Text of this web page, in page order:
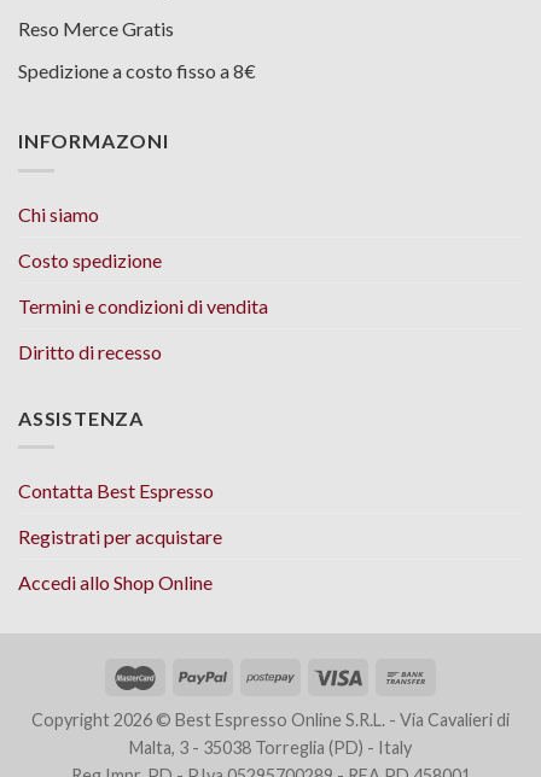
Reso Merce Gratis
Spedizione a costo fisso a 8€
INFORMAZONI
Chi siamo
Costo spedizione
Termini e condizioni di vendita
Diritto di recesso
ASSISTENZA
Contatta Best Espresso
Registrati per acquistare
Accedi allo Shop Online
Copyright 2026 © Best Espresso Online S.R.L. - Via Cavalieri di
Malta, 3 - 35038 Torreglia (PD) - Italy